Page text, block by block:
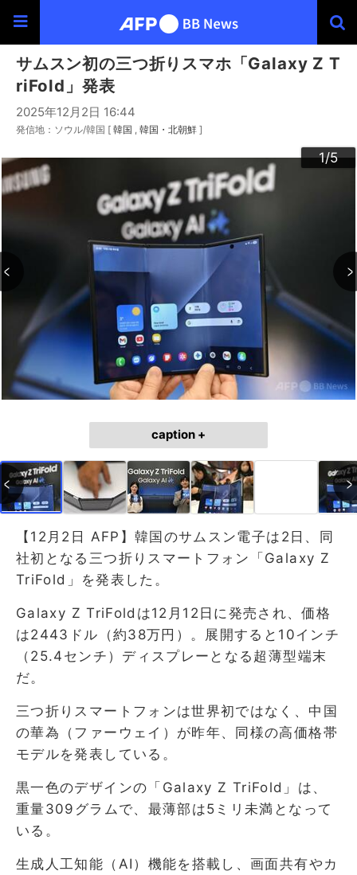
サムスン初の三つ折りスマホ「Galaxy Z T
riFold」発表
2025年12月2日 16:44
発信地：ソウル/韓国 [ 韓国 韓国・北朝鮮 ]
1/5
2/5
3/5
4/5
5/5
caption +
【12月2日 AFP】韓国のサムスン電子は2日、同
社初となる三つ折りスマートフォン「Galaxy Z
TriFold」を発表した。
Galaxy Z TriFoldは12月12日に発売され、価格
は2443ドル（約38万円）。展開すると10インチ
（25.4センチ）ディスプレーとなる超薄型端末
だ。
三つ折りスマートフォンは世界初ではなく、中国
の華為（ファーウェイ）が昨年、同様の高価格帯
モデルを発表している。
黒一色のデザインの「Galaxy Z TriFold」は、
重量309グラムで、最薄部は5ミリ未満となって
いる。
生成人工知能（AI）機能を搭載し、画面共有やカ